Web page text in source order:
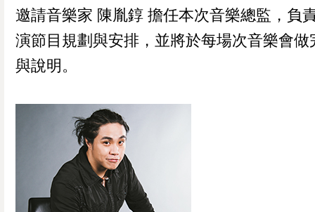
邀請音樂家 陳胤錞 擔任本次音樂總監，負
演節目規劃與安排，並將於每場次音樂會做
與說明。